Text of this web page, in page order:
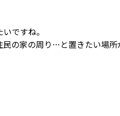
ですね。
民の家の周り…と置きたい場所